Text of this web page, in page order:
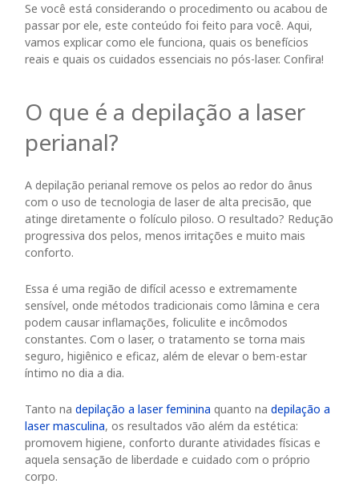
Se você está considerando o procedimento ou acabou de
passar por ele, este conteúdo foi feito para você. Aqui,
vamos explicar como ele funciona, quais os benefícios
reais e quais os cuidados essenciais no pós-laser. Confira!
O que é a depilação a laser
perianal?
A depilação perianal remove os pelos ao redor do ânus
com o uso de tecnologia de laser de alta precisão, que
atinge diretamente o folículo piloso. O resultado? Redução
progressiva dos pelos, menos irritações e muito mais
conforto.
Essa é uma região de difícil acesso e extremamente
sensível, onde métodos tradicionais como lâmina e cera
podem causar inflamações, foliculite e incômodos
constantes. Com o laser, o tratamento se torna mais
seguro, higiênico e eficaz, além de elevar o bem-estar
íntimo no dia a dia.
Tanto na depilação a laser feminina quanto na depilação a
laser masculina, os resultados vão além da estética:
promovem higiene, conforto durante atividades físicas e
aquela sensação de liberdade e cuidado com o próprio
corpo.